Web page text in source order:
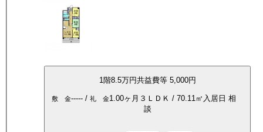
1 階8.5万円共益費等 5,000円
敷 金-----/ 礼 金1.00ヶ月 ３ＬＤＫ / 70.11㎡ 入居日 相
談